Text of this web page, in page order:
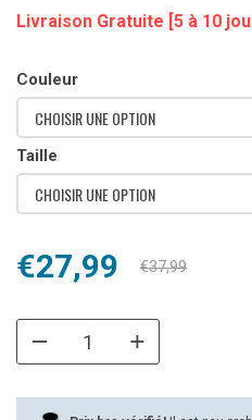
Livraison Gratuite [5 à 10
Couleur
CHOISIR UNE OPTION
Taille
CHOISIR UNE OPTION
€37,99
Le
initial
€27,99
Le
actuel